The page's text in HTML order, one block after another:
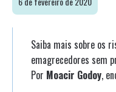
Saiba mais sobre os
emagrecedores sem
Por Moacir Godoy,